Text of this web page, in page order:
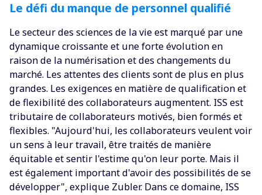
Le défi du manque de personnel qualifié
Le secteur des sciences de la vie est marqué par une
dynamique croissante et une forte évolution en
raison de la numérisation et des changements du
marché. Les attentes des clients sont de plus en plus
grandes. Les exigences en matière de qualification et
de flexibilité des collaborateurs augmentent. ISS est
tributaire de collaborateurs motivés, bien formés et
flexibles. "Aujourd'hui, les collaborateurs veulent voir
un sens à leur travail, être traités de manière
équitable et sentir l'estime qu'on leur porte. Mais il
est également important d'avoir des possibilités de se
développer", explique Zubler. Dans ce domaine, ISS